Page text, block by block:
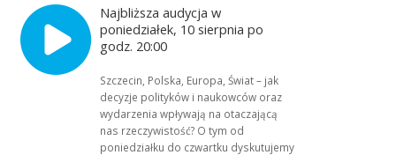
Najbliższa audycja w
poniedziałek, 10 sierpnia po
godz. 20:00
Szczecin, Polska, Europa, Świat – jak
decyzje polityków i naukowców oraz
wydarzenia wpływają na otaczającą
nas rzeczywistość? O tym od
poniedziałku do czwartku dyskutujemy